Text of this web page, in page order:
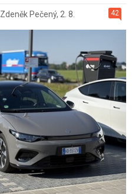
42
Zdeněk Pečený, 2. 8.